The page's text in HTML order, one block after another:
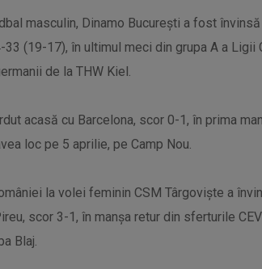
masculin, Dinamo Bucureşti a fost
(19-17), în ultimul meci din grupa A a Ligii
de la THW Kiel.
acasă cu Barcelona, scor 0-1, în prima
loc pe 5 aprilie, pe Camp Nou.
la volei feminin CSM Târgovişte a
scor 3-1, în manşa retur din sferturile
Blaj.